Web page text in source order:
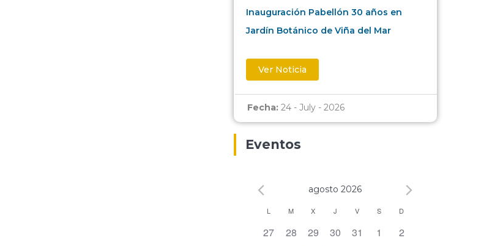
Inauguración Pabellón 30 años en
Jardín Botánico de Viña del Mar
Ver Noticia
Fecha: 24 - July - 2026
Eventos
agosto 2026
Calendario
de
L M X J V S D
0 eventos,
27 0 eventos,
28 0 eventos,
29 0 eventos,
30 0 eventos,
31 0 eventos,
1 0 eventos,
2